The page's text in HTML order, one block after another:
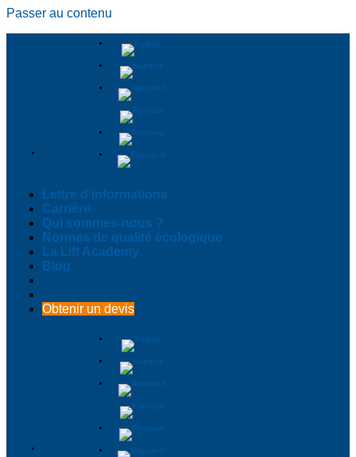
Passer au contenu
Lettre d’informations
Carrière
Qui sommes-nous ?
Normes de qualité écologique
La Lift Academy
Blog
Obtenir un devis